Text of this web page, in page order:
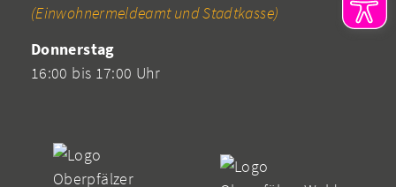
(Einwohnermeldeamt und Stadtkasse)
Donnerstag
16:00 bis 17:00 Uhr